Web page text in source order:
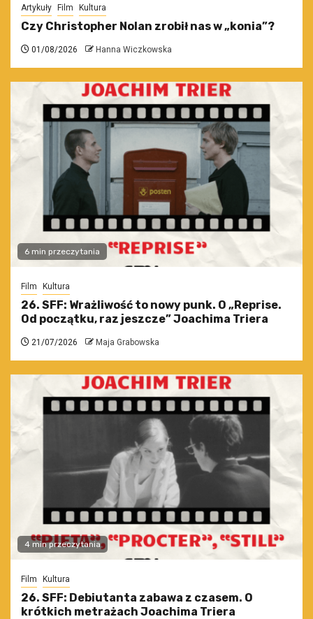
Artykuły Film Kultura
Czy Christopher Nolan zrobił nas w „konia”?
01/08/2026 Hanna Wiczkowska
6 min przeczytania
Film Kultura
26. SFF: Wrażliwość to nowy punk. O „Reprise.
Od początku, raz jeszcze” Joachima Triera
21/07/2026 Maja Grabowska
4 min przeczytania
Film Kultura
26. SFF: Debiutanta zabawa z czasem. O
krótkich metrażach Joachima Triera